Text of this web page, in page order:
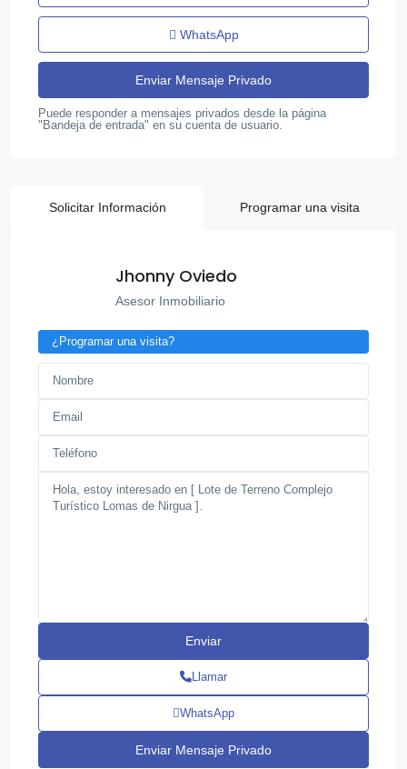
WhatsApp
Puede responder a mensajes privados desde la página
"Bandeja de entrada" en su cuenta de usuario.
Solicitar Información Programar una visita
Jhonny Oviedo
Asesor Inmobiliario
¿Programar una visita?
Llamar
WhatsApp